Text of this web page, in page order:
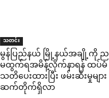
သတင်း
မွန်ပြည်နယ် မြို့နယ်အချို့ကို ည
မထွက်ရအမိန့်လိုက်နာရန် ထပ်မံ
သတိပေးထားပြီး ဖမ်းဆီးမှုများ
ဆက်တိုက်ရှိလာ